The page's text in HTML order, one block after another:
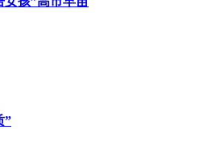
”